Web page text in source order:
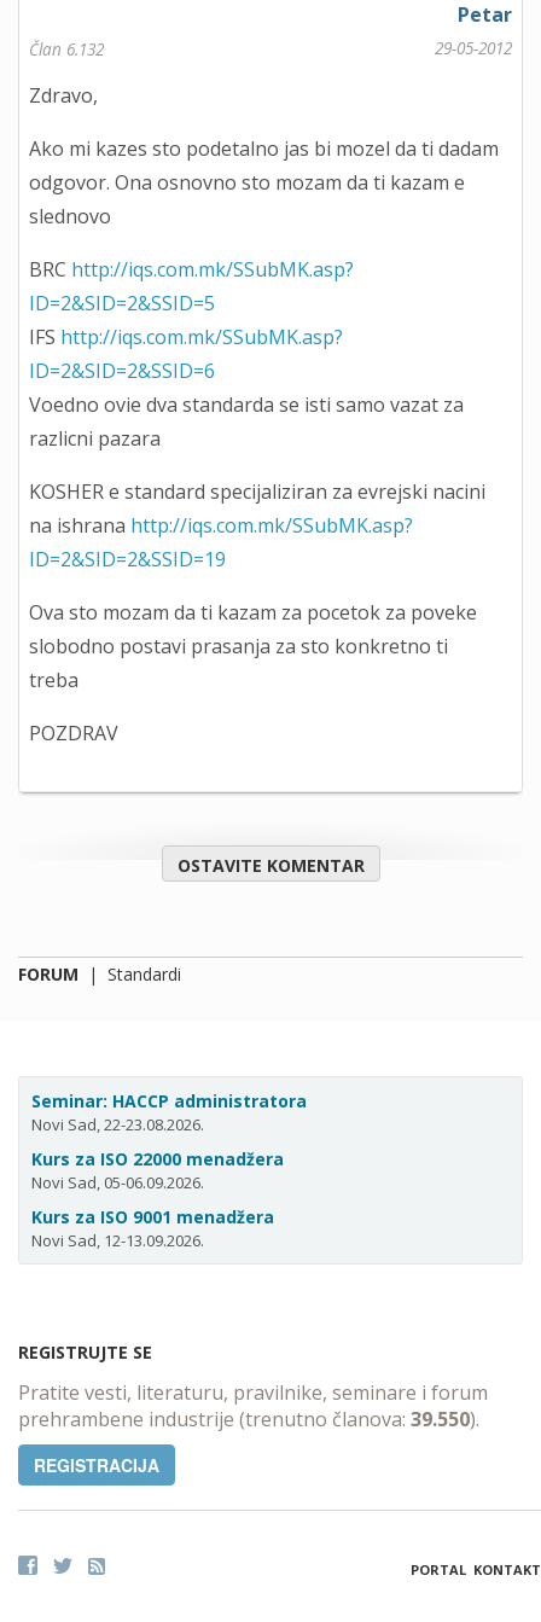
Petar
Član 6.132 29-05-2012
Zdravo,
Ako mi kazes sto podetalno jas bi mozel da ti dadam
odgovor. Ona osnovno sto mozam da ti kazam e
slednovo
BRC http://iqs.com.mk/SSubMK.asp?
ID=2&SID=2&SSID=5
IFS http://iqs.com.mk/SSubMK.asp?
ID=2&SID=2&SSID=6
Voedno ovie dva standarda se isti samo vazat za
razlicni pazara
KOSHER e standard specijaliziran za evrejski nacini
na ishrana http://iqs.com.mk/SSubMK.asp?
ID=2&SID=2&SSID=19
Ova sto mozam da ti kazam za pocetok za poveke
slobodno postavi prasanja za sto konkretno ti
treba
POZDRAV
OSTAVITE KOMENTAR
FORUM | Standardi
Seminar: HACCP administratora
Novi Sad, 22-23.08.2026.
Kurs za ISO 22000 menadžera
Novi Sad, 05-06.09.2026.
Kurs za ISO 9001 menadžera
Novi Sad, 12-13.09.2026.
REGISTRUJTE SE
Pratite vesti, literaturu, pravilnike, seminare i forum
prehrambene industrije (trenutno članova: 39.550).
REGISTRACIJA
PORTAL KONTAKT